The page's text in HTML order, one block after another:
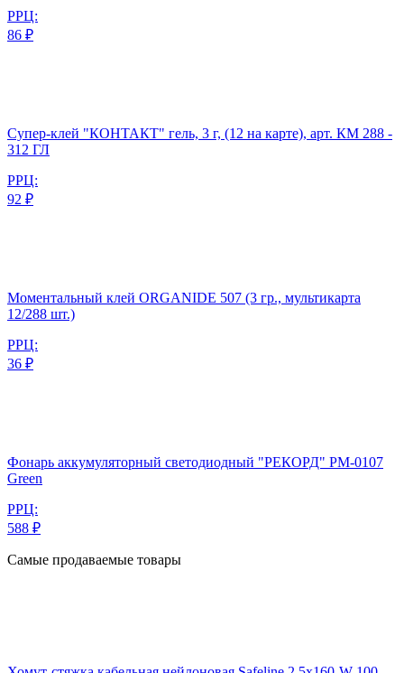
РРЦ:
86 ₽
Супер-клей "КОНТАКТ" гель, 3 г, (12 на карте), арт. КМ 288 -
312 ГЛ
РРЦ:
92 ₽
Моментальный клей ORGANIDE 507 (3 гр., мультикарта
12/288 шт.)
РРЦ:
36 ₽
Фонарь аккумуляторный светодиодный "РЕКОРД" РМ-0107
Green
РРЦ:
588 ₽
Самые продаваемые товары